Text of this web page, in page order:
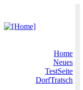
Home
Neues
TestSeite
DorfTratsch